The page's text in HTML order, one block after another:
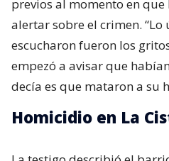
previos al momento en que
alertar sobre el crimen. “Lo
escucharon fueron los
empezó a avisar que
decía es que mataron a su
Homicidio en La